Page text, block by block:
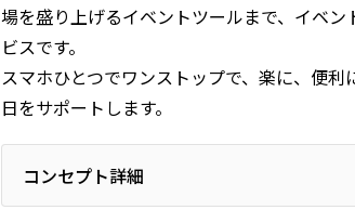
場を盛り上げるイベントツールまで、イベ
ビスです。
スマホひとつでワンストップで、楽に、便
日をサポートします。
コンセプト詳細